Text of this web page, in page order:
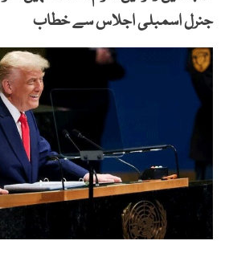
جنرل اسمبلی اجلاس سے خطاب